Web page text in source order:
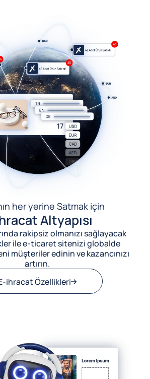
her yerine Satmak için
Altyapısı
rakipsiz olmanızı sağlayacak
ile e-ticaret sitenizi globalde
müşteriler edinin ve kazancınızı
artırın.
ihracat Özellikleri